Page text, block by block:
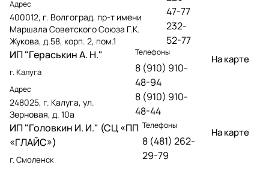
Адрес
400012, г. Волгоград, пр-т имени
Маршала Советского Союза Г.К.
Жукова, д.58, корп. 2, пом.1
47-77
232-
52-77
ИП "Гераськин А. Н."
г. Калуга
Адрес
248025, г. Калуга, ул.
Зерновая, д. 10а
Телефоны
8 (910) 910-
48-94
8 (910) 910-
48-44
На карте
ИП "Головкин И. И." (СЦ «ПП
«ГЛАЙС»)
г. Смоленск
Телефоны
8 (481) 262-
29-79
На карте